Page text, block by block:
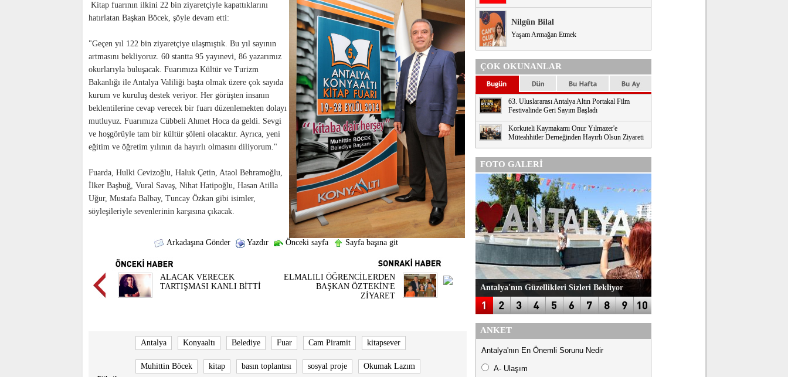
Kitap fuarının ilkini 22 bin ziyaretçiyle kapattıklarını
hatırlatan Başkan Böcek, şöyle devam etti:
"Geçen yıl 122 bin ziyaretçiye ulaşmıştık. Bu yıl sayının
artmasını bekliyoruz. 60 stantta 95 yayınevi, 86 yazarımız
okurlarıyla buluşacak. Fuarımıza Kültür ve Turizm
Bakanlığı ile Antalya Valiliği başta olmak üzere çok sayıda
kurum ve kuruluş destek veriyor. Her görüşten insanın
beklentilerine cevap verecek bir fuarı düzenlemekten dolayı
mutluyuz. Fuarımıza Cübbeli Ahmet Hoca da geldi. Sevgi
ve hoşgörüyle tam bir kültür şöleni olacaktır. Ayrıca, yeni
eğitim ve öğretim yılının da hayırlı olmasını diliyorum."
Fuarda, Hulki Cevizoğlu, Haluk Çetin, Ataol Behramoğlu,
İlker Başbuğ, Vural Savaş, Nihat Hatipoğlu, Hasan Atilla
Uğur, Mustafa Balbay, Tuncay Özkan gibi isimler,
söyleşileriyle sevenlerinin karşısına çıkacak.
Arkadaşına Gönder Yazdır Önceki sayfa Sayfa başına git
ALACAK VERECEK
TARTIŞMASI KANLI BİTTİ
ELMALILI ÖĞRENCİLERDEN
BAŞKAN ÖZTEKİN'E
ZİYARET
Antalya Konyaaltı Belediye Fuar Cam Piramit kitapsever
Muhittin Böcek kitap basın toplantısı sosyal proje Okumak Lazım
Nilgün Bilal
Yaşam Armağan Etmek
ÇOK OKUNANLAR
63. Uluslararası Antalya Altın Portakal Film
Festivalinde Geri Sayım Başladı
Korkuteli Kaymakamı Onur Yılmazer'e
Müteahhitler Derneğinden Hayırlı Olsun Ziyareti
FOTO GALERİ
Antalya'nın Güzellikleri Sizleri Bekliyor
ANKET
Antalya'nın En Önemli Sorunu Nedir
A- Ulaşım